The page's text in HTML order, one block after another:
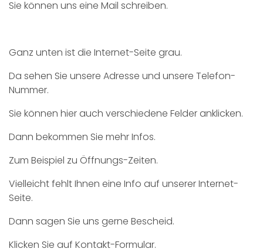
Sie können uns eine Mail schreiben.
Ganz unten ist die Internet-Seite grau.
Da sehen Sie unsere Adresse und unsere Telefon-
Nummer.
Sie können hier auch verschiedene Felder anklicken.
Dann bekommen Sie mehr Infos.
Zum Beispiel zu Öffnungs-Zeiten.
Vielleicht fehlt Ihnen eine Info auf unserer Internet-
Seite.
Dann sagen Sie uns gerne Bescheid.
Klicken Sie auf Kontakt-Formular.